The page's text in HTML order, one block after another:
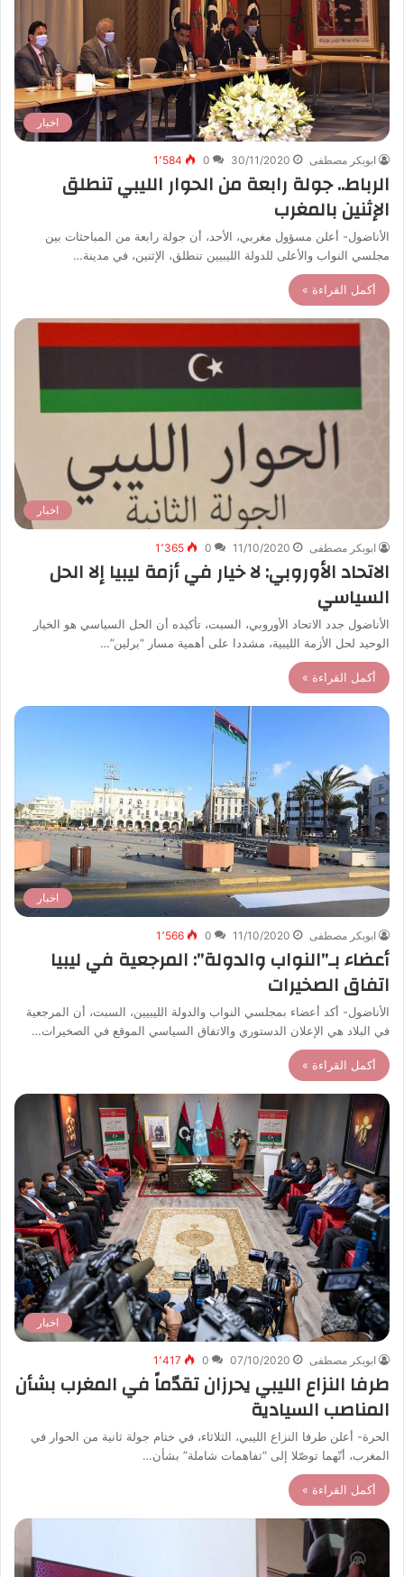
اخبار
ابوبكر مصطفى 30/11/2020
0 1٬584
الرباط.. جولة رابعة من الحوار الليبي تنطلق
الإثنين بالمغرب
الأناضول- أعلن مسؤول مغربي، الأحد، أن جولة رابعة من المباحثات بين
مجلسي النواب والأعلى للدولة الليبيين تنطلق، الإثنين، في مدينة…
أكمل القراءة »
اخبار
ابوبكر مصطفى 11/10/2020
0 1٬365
الاتحاد الأوروبي: لا خيار في أزمة ليبيا إلا الحل
السياسي
الأناضول جدد الاتحاد الأوروبي، السبت، تأكيده أن الحل السياسي هو الخيار
الوحيد لحل الأزمة الليبية، مشددا على أهمية مسار “برلين”…
أكمل القراءة »
اخبار
ابوبكر مصطفى 11/10/2020
0 1٬566
أعضاء بـ”النواب والدولة”: المرجعية في ليبيا
اتفاق الصخيرات
الأناضول- أكد أعضاء بمجلسي النواب والدولة الليبيين، السبت، أن المرجعية
في البلاد هي الإعلان الدستوري والاتفاق السياسي الموقع في الصخيرات…
أكمل القراءة »
اخبار
ابوبكر مصطفى 07/10/2020
0 1٬417
طرفا النزاع الليبي يحرزان تقدّماً في المغرب بشأن
المناصب السيادية
الحرة- أعلن طرفا النزاع الليبي، الثلاثاء، في ختام جولة ثانية من الحوار في
المغرب، أنّهما توصّلا إلى “تفاهمات شاملة” بشأن…
أكمل القراءة »